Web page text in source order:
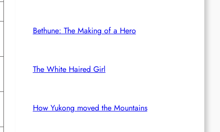
Bethune: The Making of a Hero
The White Haired Girl
How Yukong moved the Mountains